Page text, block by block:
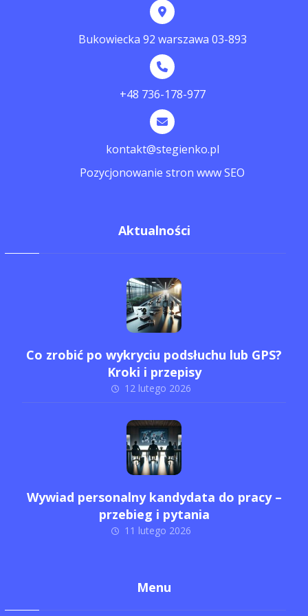
Bukowiecka 92 warszawa 03-893
+48 736-178-977
kontakt@stegienko.pl
Pozycjonowanie stron www SEO
Aktualności
Co zrobić po wykryciu podsłuchu lub GPS?
Kroki i przepisy
12 lutego 2026
Wywiad personalny kandydata do pracy –
przebieg i pytania
11 lutego 2026
Menu